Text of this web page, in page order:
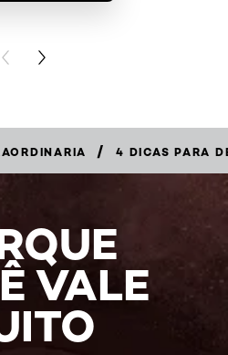
PREVIOUS CARD
NEXT CARD
/ 4 DICAS PARA
VALE